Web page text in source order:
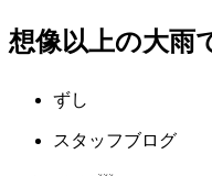
想像以上の大雨
ずし
スタッフブログ